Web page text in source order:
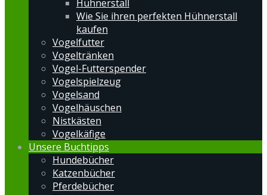
Hühnerstall
Wie Sie ihren perfekten Hühnerstall
kaufen
Vogelfutter
Vogeltränken
Vogel-Futterspender
Vogelspielzeug
Vogelsand
Vogelhäuschen
Nistkästen
Vogelkäfige
Unsere Buchtipps
Hundebücher
Katzenbücher
Pferdebücher